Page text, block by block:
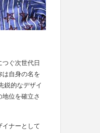
ぐ次世代日
は自身の名を
鋭的なデザイ
位を確立さ
イナーとして